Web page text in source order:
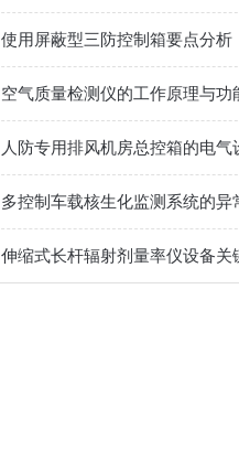
使用屏蔽型三防控制箱要点分析